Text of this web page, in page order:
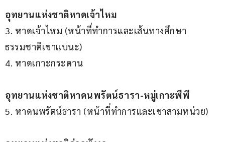
อุทยานแห่งชาติหาดเจ้าไหม
3. หาดเจ้าไหม (หน้าที่ทำการและเส้นทางศึกษา
ธรรมชาติเขาแบนะ)
4. หาดเกาะกระดาน
อุทยานแห่งชาติหาดนพรัตน์ธารา-หมู่เกาะพีพี
5. หาดนพรัตน์ธารา (หน้าที่ทำการและเขาสามหน่วย)